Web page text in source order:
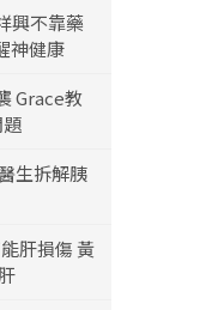
興不靠藥
神健康
Grace教
生拆解胰
肝損傷 黃